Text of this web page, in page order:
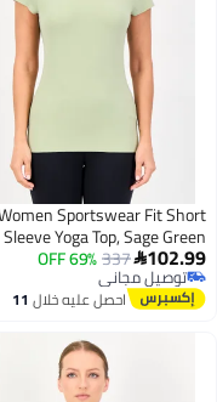
Nike Women Sportswear
Sleeve Yoga Top,

337
69% OFF
مجاني
مجاني
احصل عليه خلال11
اغسطس